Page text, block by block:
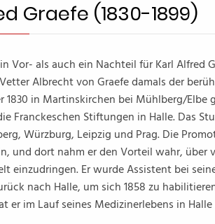
Graefe (1830-1899)
Vor- als auch ein Nachteil für Karl Alfred
Albrecht von Graefe damals der
1830 in Martinskirchen bei Mühlberg/
Franckeschen Stiftungen in Halle. Das
Würzburg, Leipzig und Prag. Die
und dort nahm er den Vorteil wahr,
einzudringen. Er wurde Assistent bei
nach Halle, um sich 1858 zu
er im Lauf seines Medizinerlebens in